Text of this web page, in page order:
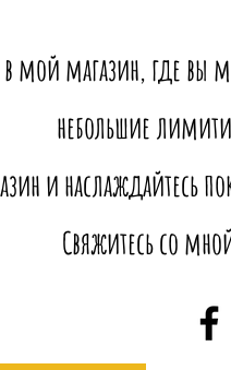
мой магазин, где вы
небольшие
и наслаждайтесь
Свяжитесь со